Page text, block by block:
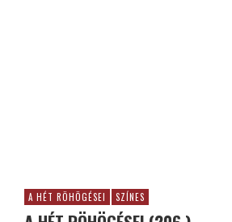
A HÉT RÖHÖGÉSEI SZÍNES